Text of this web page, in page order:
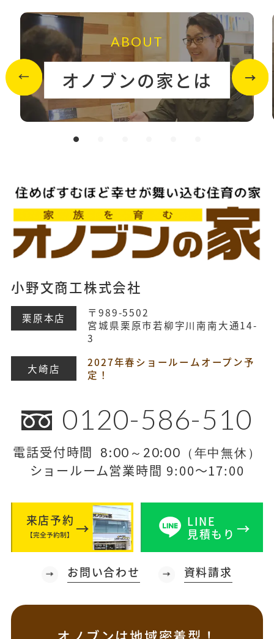
ABOUT
オノブンの家とは
小野文商工株式会社
栗原本店
〒989-5502
宮城県栗原市若柳字川南南大通14-
3
大崎店
2027年春ショールームオープン予
定！
0120-586-510
電話受付時間 8:00～20:00（年中無休）
ショールーム営業時間 9:00～17:00
来店予約
【完全予約制】
LINE
見積もり
お問い合わせ 資料請求